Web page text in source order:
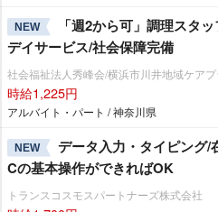
NEW
「週2から可」調理スタ
デイサービス/社会保障完備
社会福祉法人秀峰会/横浜市川井地域ケア
時給1,225円
アルバイト・パート / 神奈川県
NEW
データ入力・タイピング
Cの基本操作ができればOK
トランスコスモスパートナーズ株式会社